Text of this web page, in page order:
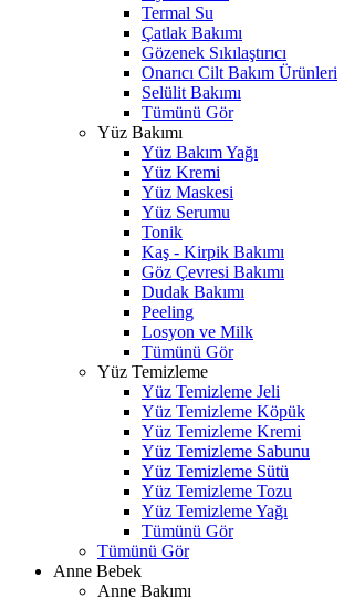
Termal Su
Çatlak Bakımı
Gözenek Sıkılaştırıcı
Onarıcı Cilt Bakım Ürünleri
Selülit Bakımı
Tümünü Gör
Yüz Bakımı
Yüz Bakım Yağı
Yüz Kremi
Yüz Maskesi
Yüz Serumu
Tonik
Kaş - Kirpik Bakımı
Göz Çevresi Bakımı
Dudak Bakımı
Peeling
Losyon ve Milk
Tümünü Gör
Yüz Temizleme
Yüz Temizleme Jeli
Yüz Temizleme Köpük
Yüz Temizleme Kremi
Yüz Temizleme Sabunu
Yüz Temizleme Sütü
Yüz Temizleme Tozu
Yüz Temizleme Yağı
Tümünü Gör
Tümünü Gör
Anne Bebek
Anne Bakımı